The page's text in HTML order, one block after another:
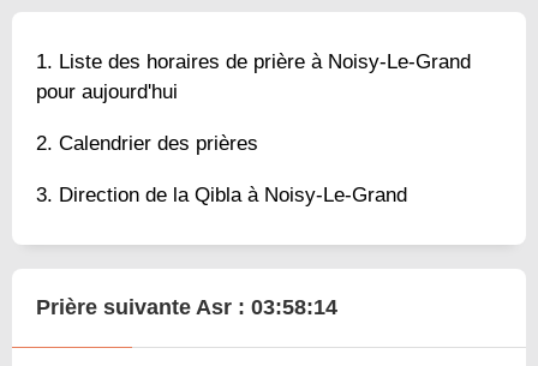
Liste des horaires de prière à Noisy-Le-Grand
pour aujourd'hui
Calendrier des prières
Direction de la Qibla à Noisy-Le-Grand
Prière suivante Asr : 03:58:13